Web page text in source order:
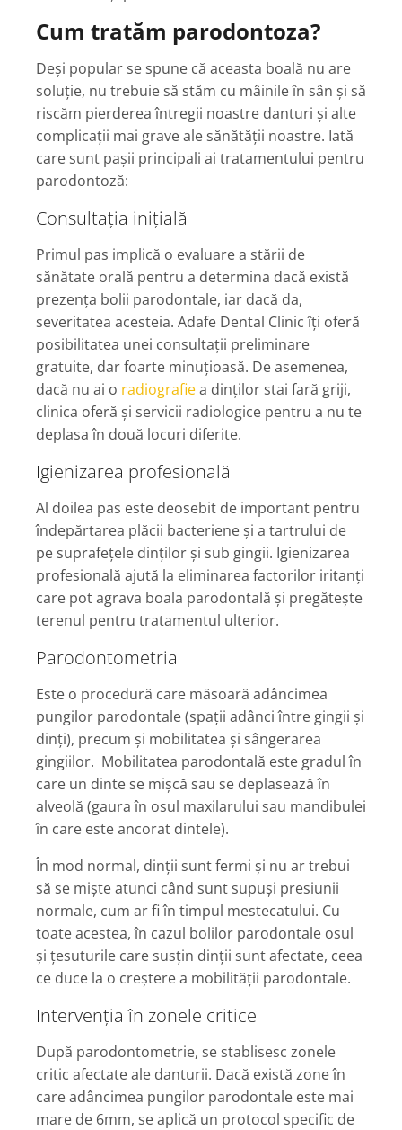
Cum tratăm parodontoza?
Deși popular se spune că aceasta boală nu are
soluție, nu trebuie să stăm cu mâinile în sân și să
riscăm pierderea întregii noastre danturi și alte
complicații mai grave ale sănătății noastre. Iată
care sunt pașii principali ai tratamentului pentru
parodontoză:
Consultația inițială
Primul pas implică o evaluare a stării de
sănătate orală pentru a determina dacă există
prezența bolii parodontale, iar dacă da,
severitatea acesteia. Adafe Dental Clinic îți oferă
posibilitatea unei consultații preliminare
gratuite, dar foarte minuțioasă. De asemenea,
dacă nu ai o radiografiea dinților stai fară griji,
clinica oferă și servicii radiologice pentru a nu te
deplasa în două locuri diferite.
Igienizarea profesională
Al doilea pas este deosebit de important pentru
îndepărtarea plăcii bacteriene și a tartrului de
pe suprafețele dinților și sub gingii. Igienizarea
profesională ajută la eliminarea factorilor iritanți
care pot agrava boala parodontală și pregătește
terenul pentru tratamentul ulterior.
Parodontometria
Este o procedură care măsoară adâncimea
pungilor parodontale (spații adânci între gingii și
dinți), precum și mobilitatea și sângerarea
gingiilor. Mobilitatea parodontală este gradul în
care un dinte se mișcă sau se deplasează în
alveolă (gaura în osul maxilarului sau mandibulei
în care este ancorat dintele).
În mod normal, dinții sunt fermi și nu ar trebui
să se miște atunci când sunt supuși presiunii
normale, cum ar fi în timpul mestecatului. Cu
toate acestea, în cazul bolilor parodontale osul
și țesuturile care susțin dinții sunt afectate, ceea
ce duce la o creștere a mobilității parodontale.
Intervenția în zonele critice
După parodontometrie, se stablisesc zonele
critic afectate ale danturii. Dacă există zone în
care adâncimea pungilor parodontale este mai
mare de 6mm, se aplică un protocol specific de